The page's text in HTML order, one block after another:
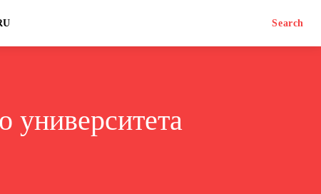
Search
университета